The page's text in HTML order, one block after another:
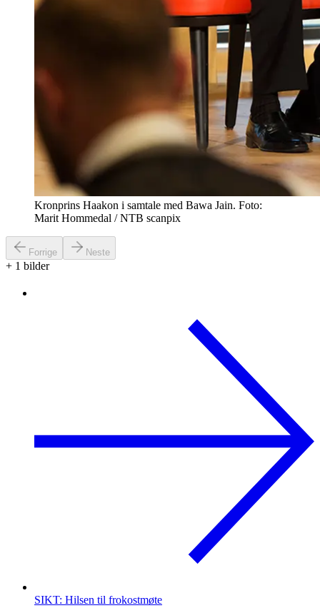
Kronprins Haakon i samtale med Bawa Jain. Foto:
Marit Hommedal / NTB scanpix
Forrige Neste
+ 1 bilder
SIKT: Hilsen til frokostmøte